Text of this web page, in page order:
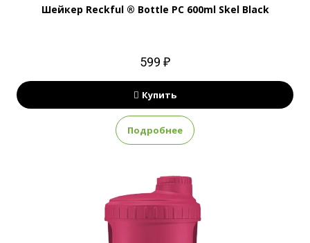
Шейкер Reckful ® Bottle PC 600ml Skel Black
599 ₽
Купить
Подробнее